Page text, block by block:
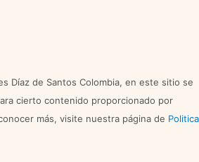
Díaz de Santos Colombia, en este sitio se
cierto contenido proporcionado por
más, visite nuestra página de Politica